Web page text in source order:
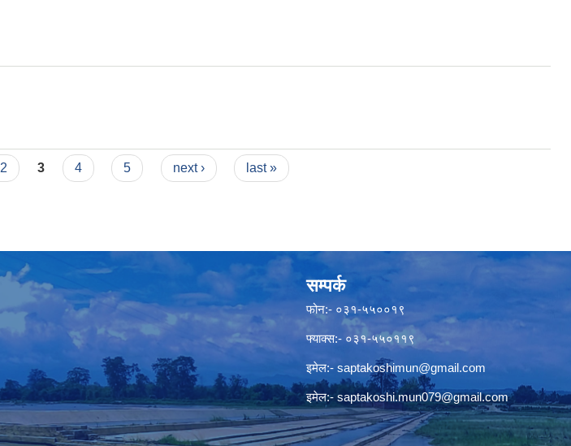
2 3 4 5 next › last »
सम्पर्क
फोन:- ०३१-५५००१९
फ्याक्स:- ०३१-५५०११९
इमेल:- saptakoshimun@gmail.com
इमेल:- saptakoshi.mun079@gmail.com